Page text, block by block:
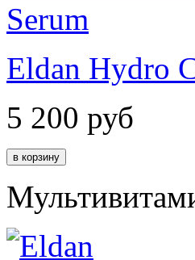
Eldan Hydro
5 200 руб